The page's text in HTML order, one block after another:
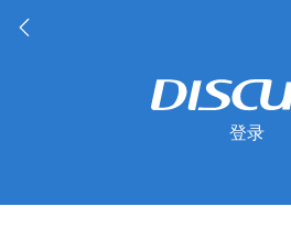
登录